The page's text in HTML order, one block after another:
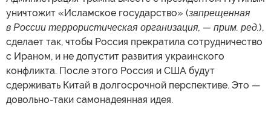
уничтожит «Исламское государство» (запрещенная
в России террористическая организация, — прим. ред.),
сделает так, чтобы Россия прекратила сотрудничество
с Ираном, и не допустит развития украинского
конфликта. После этого Россия и США будут
сдерживать Китай в долгосрочной перспективе. Это —
довольно-таки самонадеянная идея.